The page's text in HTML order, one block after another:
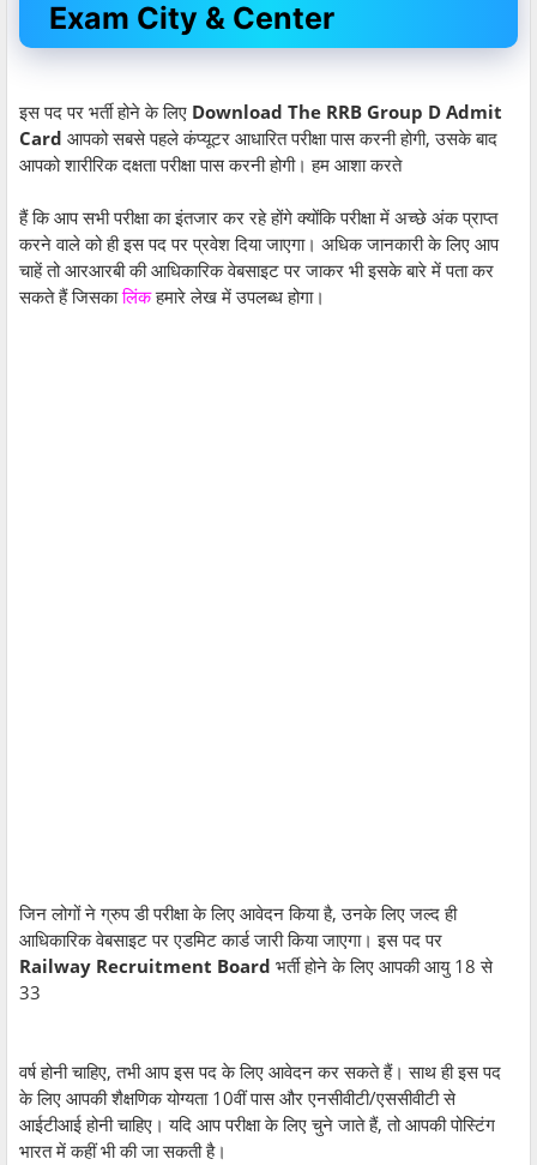
Exam City & Center
इस पद पर भर्ती होने के लिए Download The RRB Group D Admit
Card आपको सबसे पहले कंप्यूटर आधारित परीक्षा पास करनी होगी, उसके बाद
आपको शारीरिक दक्षता परीक्षा पास करनी होगी। हम आशा करते
हैं कि आप सभी परीक्षा का इंतजार कर रहे होंगे क्योंकि परीक्षा में अच्छे अंक प्राप्त
करने वाले को ही इस पद पर प्रवेश दिया जाएगा। अधिक जानकारी के लिए आप
चाहें तो आरआरबी की आधिकारिक वेबसाइट पर जाकर भी इसके बारे में पता कर
सकते हैं जिसकालिंकहमारे लेख में उपलब्ध होगा।
जिन लोगों ने ग्रुप डी परीक्षा के लिए आवेदन किया है, उनके लिए जल्द ही
आधिकारिक वेबसाइट पर एडमिट कार्ड जारी किया जाएगा। इस पद पर
Railway Recruitment Board भर्ती होने के लिए आपकी आयु 18 से
33
वर्ष होनी चाहिए, तभी आप इस पद के लिए आवेदन कर सकते हैं। साथ ही इस पद
के लिए आपकी शैक्षणिक योग्यता 10वीं पास और एनसीवीटी/एससीवीटी से
आईटीआई होनी चाहिए। यदि आप परीक्षा के लिए चुने जाते हैं, तो आपकी पोस्टिंग
भारत में कहीं भी की जा सकती है।